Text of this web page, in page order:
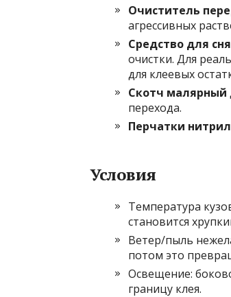
Очиститель
агрессивных
Средство для
очистки. Для
для клеевых
Скотч малярный
перехода.
Перчатки нитрил
Условия
Температура
становится
Ветер/пыль
потом это
Освещение:
границу клея.